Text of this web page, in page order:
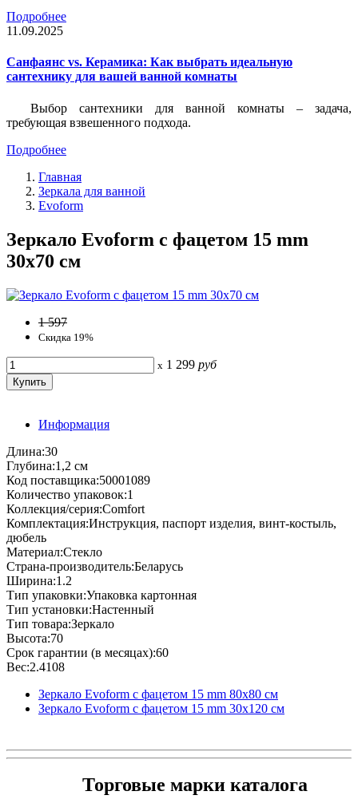
Подробнее
11.09.2025
Санфаянс vs. Керамика: Как выбрать идеальную
сантехнику для вашей ванной комнаты
Выбор сантехники для ванной комнаты – задача,
требующая взвешенного подхода.
Подробнее
Главная
Зеркала для ванной
Evoform
Зеркало Evoform с фацетом 15 mm
30х70 см
1 597
Скидка 19%
x 1 299 руб
Информация
Длина:30
Глубина:1,2 см
Код поставщика:50001089
Количество упаковок:1
Коллекция/серия:Comfort
Комплектация:Инструкция, паспорт изделия, винт-костыль,
дюбель
Материал:Стекло
Страна-производитель:Беларусь
Ширина:1.2
Тип упаковки:Упаковка картонная
Тип установки:Настенный
Тип товара:Зеркало
Высота:70
Срок гарантии (в месяцах):60
Вес:2.4108
Зеркало Evoform с фацетом 15 mm 80х80 см
Зеркало Evoform с фацетом 15 mm 30х120 см
Торговые марки каталога